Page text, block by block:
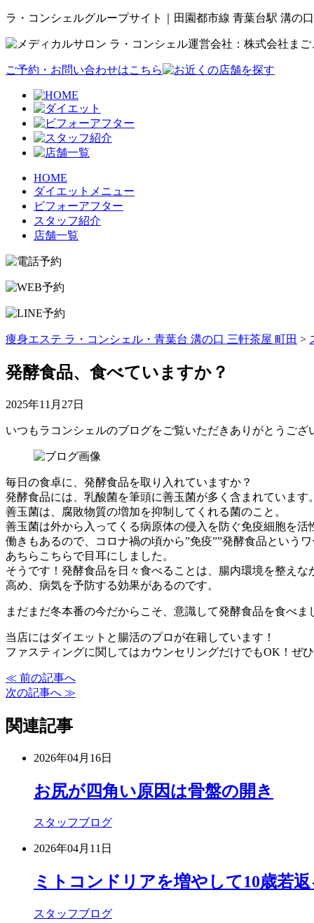
ラ・コンシェルグループサイト｜田園都市線 青葉台駅 溝の
運営会社：株式会社ま
ご予約・お問い合わせはこちら
HOME
ダイエットメニュー
ビフォーアフター
スタッフ紹介
店舗一覧
痩身エステ ラ・コンシェル・青葉台 溝の口 三軒茶屋 町田 >
発酵食品、食べていますか？
2025年11月27日
いつもラコンシェルのブログをご覧いただきありがとうござ
毎日の食卓に、発酵食品を取り入れていますか？
発酵食品には、乳酸菌を筆頭に善玉菌が多く含まれています
善玉菌は、腐敗物質の増加を抑制してくれる菌のこと。
善玉菌は外から入ってくる病原体の侵入を防ぐ免疫細胞を活
働きもあるので、コロナ禍の頃から”免疫””発酵食品という
あちらこちらで目耳にしました。
そうです！発酵食品を日々食べることは、腸内環境を整えな
高め、病気を予防する効果があるのです。
まだまだ冬本番の今だからこそ、意識して発酵食品を食べま
当店にはダイエットと腸活のプロが在籍しています！
ファスティングに関してはカウンセリングだけでもOK！ぜ
≪ 前の記事へ
次の記事へ ≫
関連記事
2026年04月16日
お尻が四角い原因は骨盤の開き
スタッフブログ
2026年04月11日
ミトコンドリアを増やして10歳若
スタッフブログ